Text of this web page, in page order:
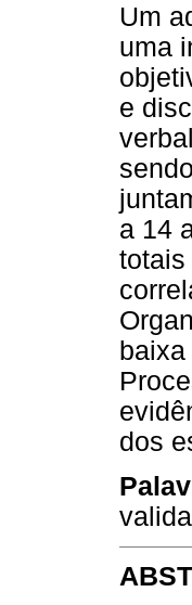
Um
uma
e
a 14
totais
dos